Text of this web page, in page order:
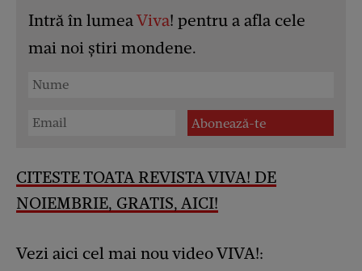
Intră în lumeaViva! pentru a afla cele
mai noi știri mondene.
CITESTE TOATA REVISTA VIVA! DE
NOIEMBRIE, GRATIS, AICI!
Vezi aici cel mai nou video VIVA!: